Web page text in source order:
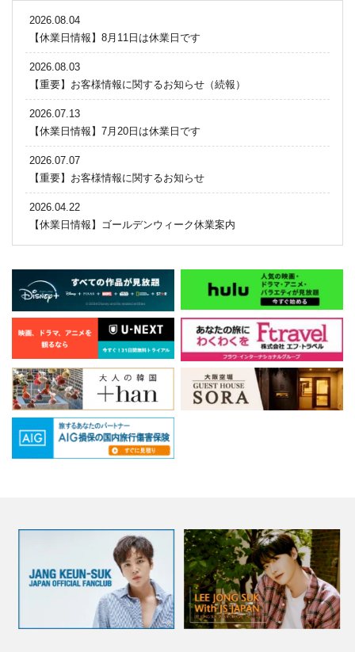
2026.08.04
【休業日情報】8月11日は休業日です
2026.08.03
【重要】お客様情報に関するお知らせ（続報）
2026.07.13
【休業日情報】7月20日は休業日です
2026.07.07
【重要】お客様情報に関するお知らせ
2026.04.22
【休業日情報】ゴールデンウィーク休業案内